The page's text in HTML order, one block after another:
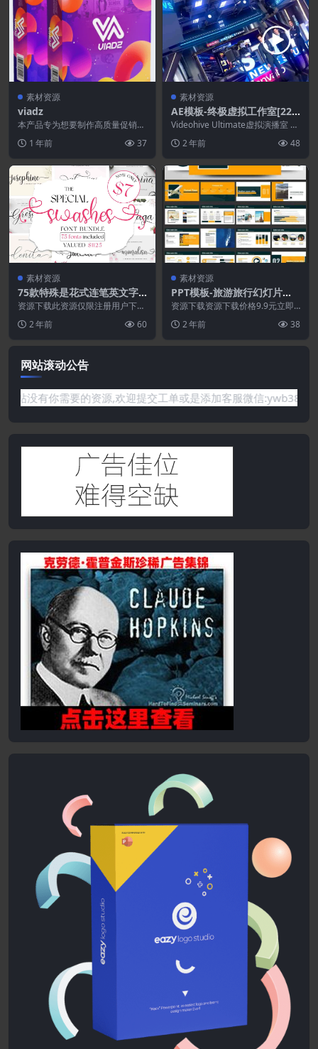
素材资源
viadz
本产品专为想要制作高质量促销视
人士而设计！ 以下是...
1 年前 37
素材资源
AE模板-终极虚拟工作室[228
32453].7z
Videohive Ultimate虚拟演播室 项
2 年前 48
素材资源
75款特殊是花式连笔英文字
体合集-花体英文字体合集
资源下载此资源仅限注册用户下
载，请先登录特别提醒:本网站不
保证所有资源永久更新资...
2 年前 60
素材资源
PPT模板-旅游旅行幻灯片演
示文稿PPT模板
资源下载资源下载价格9.9元立即
购买 或 &nb...
2 年前 38
网站滚动公告
需要的资源,欢迎提交工单或是添加客服微信:ywb386获取帮助！